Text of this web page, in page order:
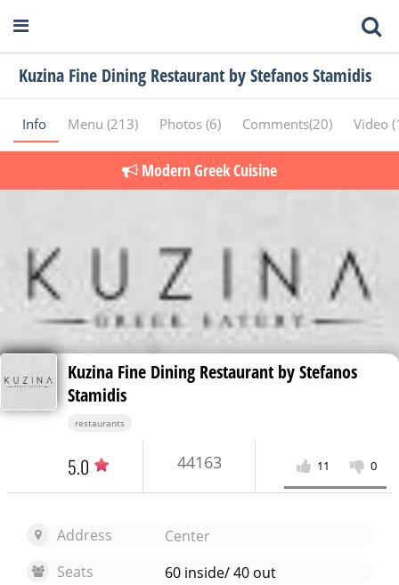
Kuzina Fine Dining Restaurant by Stefanos Stamidis
Info Menu (213) Photos (6) Comments(20) Video
Modern Greek Cuisine
Kuzina Fine Dining Restaurant by Stefanos
Stamidis
restaurants
5.0 44163 11 0
Address
Center
Seats
60 inside/ 40 out